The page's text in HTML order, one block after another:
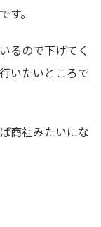
。
るので下げてく
いたいところで
商社みたいにな